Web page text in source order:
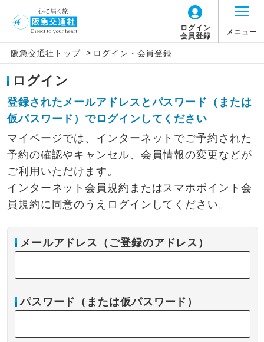
ログイン
会員登録
メニュー
阪急交通社トップ > ログイン・会員登録
ログイン
登録されたメールアドレスとパスワード（または
仮パスワード）でログインしてください
マイページでは、インターネットでご予約された
予約の確認やキャンセル、会員情報の変更などが
ご利用いただけます。
インターネット会員規約またはスマホポイント会
員規約に同意のうえログインしてください。
メールアドレス（ご登録のアドレス）
パスワード（または仮パスワード）